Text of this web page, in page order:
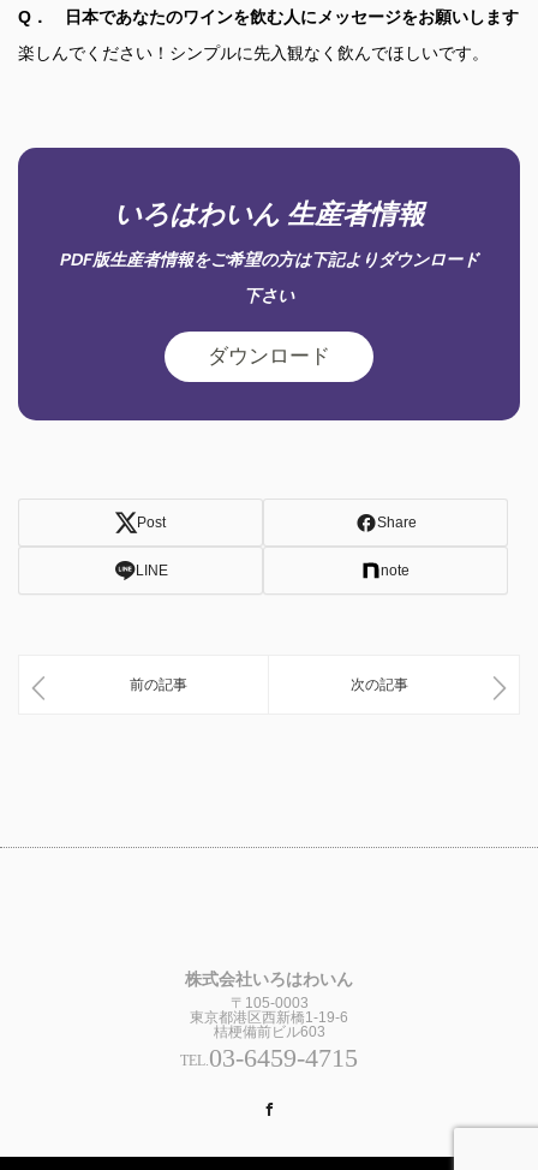
Q． 日本であなたのワインを飲む人にメッセージをお願いします
楽しんでください！シンプルに先入観なく飲んでほしいです。
いろはわいん 生産者情報
PDF版生産者情報をご希望の方は下記よりダウンロード
下さい
ダウンロード
Post Share
LINE note
前の記事 次の記事
株式会社いろはわいん
〒105-0003
東京都港区西新橋1-19-6
桔梗備前ビル603
TEL.03-6459-4715